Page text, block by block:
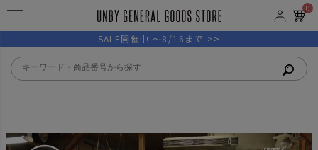
0
SALE開催中 ～8/16まで >>